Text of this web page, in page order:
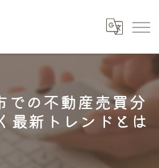
での不動産売買分
最新トレンドとは